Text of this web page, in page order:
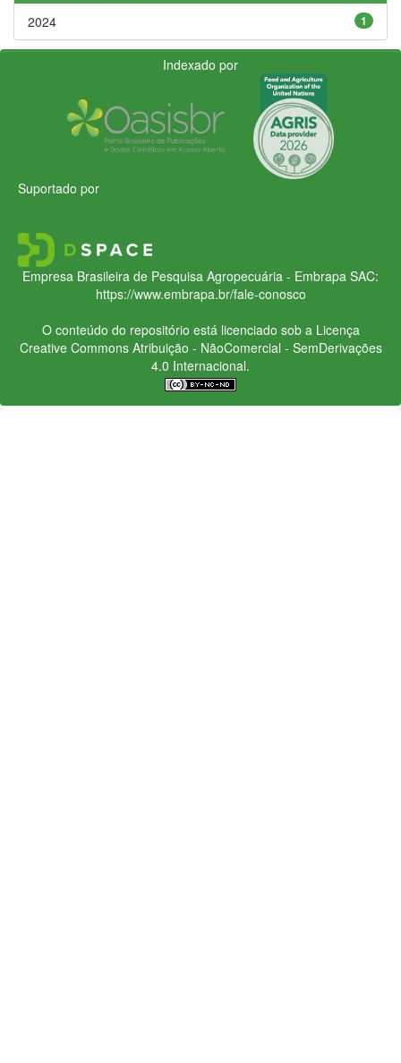
1
2024
Indexado por
Suportado por
Empresa Brasileira de Pesquisa Agropecuária - Embrapa SAC:
https://www.embrapa.br/fale-conosco
O conteúdo do repositório está licenciado sob a Licença
Creative CommonsAtribuição - NãoComercial - SemDerivações
4.0 Internacional.